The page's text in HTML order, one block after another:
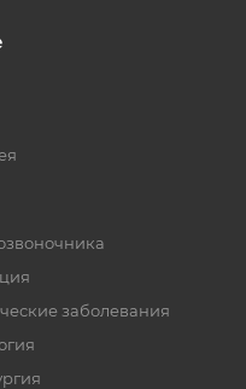
заболевания